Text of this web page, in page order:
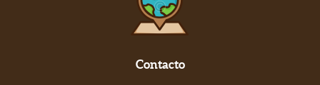
Contacto